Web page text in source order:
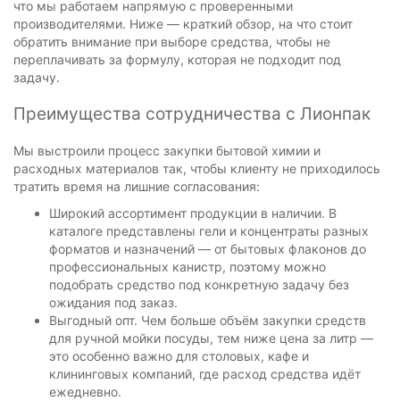
что мы работаем напрямую с проверенными
производителями. Ниже — краткий обзор, на что стоит
обратить внимание при выборе средства, чтобы не
переплачивать за формулу, которая не подходит под
задачу.
Преимущества сотрудничества с Лионпак
Мы выстроили процесс закупки бытовой химии и
расходных материалов так, чтобы клиенту не приходилось
тратить время на лишние согласования:
Широкий ассортимент продукции в наличии. В
каталоге представлены гели и концентраты разных
форматов и назначений — от бытовых флаконов до
профессиональных канистр, поэтому можно
подобрать средство под конкретную задачу без
ожидания под заказ.
Выгодный опт. Чем больше объём закупки средств
для ручной мойки посуды, тем ниже цена за литр —
это особенно важно для столовых, кафе и
клининговых компаний, где расход средства идёт
ежедневно.